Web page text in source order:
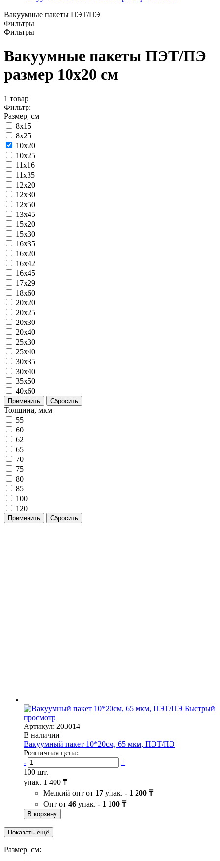
Вакуумные пакеты ПЭТ/ПЭ
Фильтры
Фильтры
Вакуумные пакеты ПЭТ/ПЭ
размер 10x20 см
1 товар
Фильтр:
Размер, см
8x15
8х25
10x20
10x25
11x16
11х35
12x20
12x30
12х50
13x45
15x20
15x30
16x35
16х20
16х42
16х45
17х29
18х60
20x20
20x25
20x30
20x40
25x30
25x40
30x35
30x40
35x50
40x60
Применить Сбросить
Толщина, мкм
55
60
62
65
70
75
80
85
100
120
Применить Сбросить
Быстрый
просмотр
Артикул: 203014
В наличии
Вакуумный пакет 10*20см, 65 мкм, ПЭТ/ПЭ
Розничная цена:
-
+
100 шт.
упак. 1 400 ₸
Мелкий опт от 17 упак. - 1 200 ₸
Опт от 46 упак. - 1 100 ₸
В корзину
Показать ещё
Размер, см: